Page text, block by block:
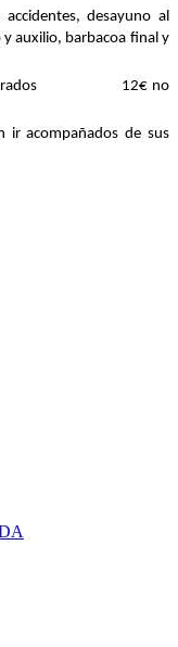
desayuno al
auxilio, barbacoa final y
12€ no
ir acompañados de sus